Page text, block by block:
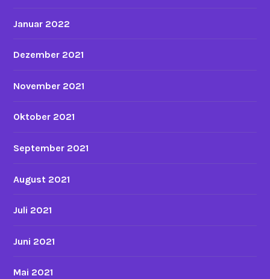
Januar 2022
Dezember 2021
November 2021
Oktober 2021
September 2021
August 2021
Juli 2021
Juni 2021
Mai 2021